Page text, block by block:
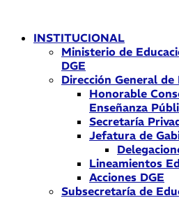
contenidoINSTITUCIONAL
Ministerio de
DGE
Dirección General de
Honorable
Enseñanza
Secretaría
Jefatura de
Lineamientos
Acciones DGE
Subsecretaría de